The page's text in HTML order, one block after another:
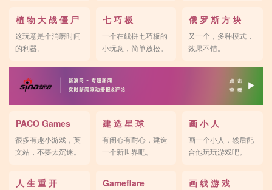
植 物 大 战 僵 尸
这玩意是个消磨时间
的利器。
七 巧 板
一个在线拼七巧板的
小玩意，简单放松。
俄 罗 斯 方 块
又一个，多种模式，
效果不错。
PACO Games
很多有趣小游戏，英
文站，不要太沉迷。
建 造 星 球
有闲心有耐心，建造
一个新世界吧。
画 小 人
画一个小人，然后配
合他玩玩游戏吧。
人 生 重 开 Gameflare 画 线 游 戏